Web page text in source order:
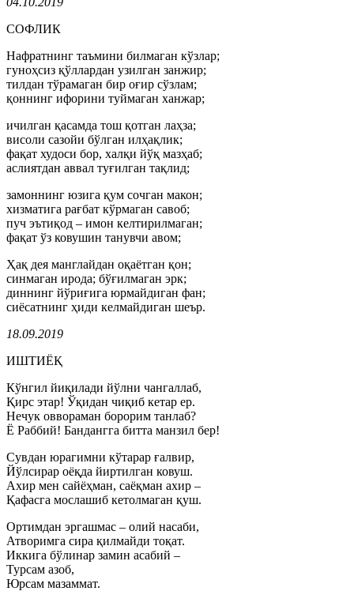
СОФЛИК
Нафратнинг таъмини билмаган кўзлар;
гуноҳсиз қўллардан узилган занжир;
тилдан тўрамаган бир оғир сўзлам;
қоннинг ифорини туймаган ханжар;
ичилган қасамда тош қотган лаҳза;
висоли сазойи бўлган илҳақлик;
фақат худоси бор, халқи йўқ мазҳаб;
аслиятдан аввал туғилган тақлид;
замоннинг юзига қум сочган макон;
хизматига рағбат кўрмаган савоб;
пуч эътиқод – имон келтирилмаган;
фақат ўз ковушин танувчи авом;
Ҳақ дея манглайдан оқаётган қон;
синмаган ирода; бўғилмаган эрк;
диннинг йўриғига юрмайдиган фан;
сиёсатнинг ҳиди келмайдиган шеър.
18.09.2019
ИШТИЁҚ
Кўнгил йиқилади йўлни чангаллаб,
Қирс этар! Ўқидан чиқиб кетар ер.
Нечук оввораман борорим танлаб?
Ё Раббий! Бандангга битта манзил бер!
Сувдан юрагимни кўтарар ғалвир,
Йўлсирар оёқда йиртилган ковуш.
Ахир мен сайёҳман, саёқман ахир –
Қафасга мослашиб кетолмаган қуш.
Ортимдан эргашмас – олий насаби,
Атворимга сира қилмайди тоқат.
Иккига бўлинар замин асабий –
Турсам азоб,
Юрсам мазаммат.